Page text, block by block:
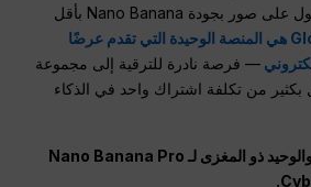
إذا كنت ترغب في الحصول على صور بجودة Nano Banana بأقل
GlobalGPT هي المنصة الوحيدة التي تقدم عرضًا
— فرصة نادرة للترقية إلى مجموعة
بكثير من تكلفة اشتراك واحد في الذكاء
هذا هو البديل الأقوى والوحيد ذو المغزى لـ Nano Banana Pro